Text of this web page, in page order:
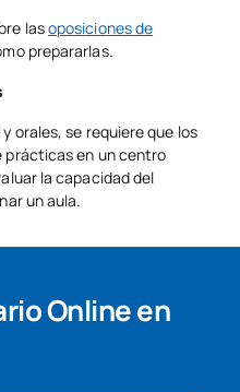
lasoposiciones de
prepararlas.
orales, se requiere que los
prácticas en un centro
la capacidad del
un aula.
Online en